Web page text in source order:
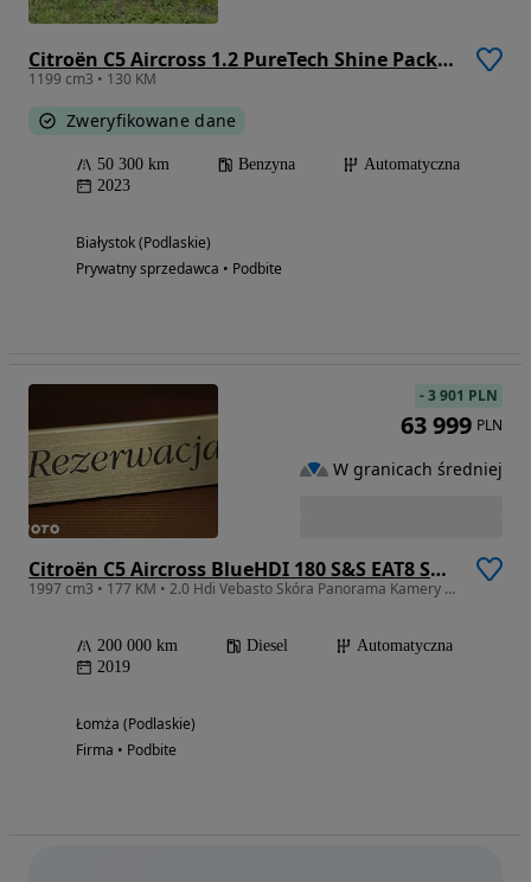
Citroën C5 Aircross 1.2 PureTech Shine Pack EAT8
1199 cm3 • 130 KM
Zweryfikowane dane
50 300 km Benzyna
Automatyczna
2023
Białystok (Podlaskie)
Prywatny sprzedawca • Podbite
Citroën C5 Aircross BlueHDI 180 S&S EAT8 SHINE
1997 cm3 • 177 KM • 2.0 Hdi Vebasto Skóra Panorama Kamery Led Key Less Nawigacja Jak Nowy
200 000 km Diesel
Automatyczna
2019
Łomża (Podlaskie)
Firma • Podbite
-3 901 PLN
63 999 PLN
W granicach średniej